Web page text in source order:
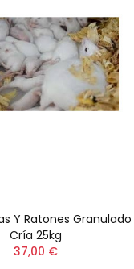
Y Ratones Granulado
Cría 25kg
37,00 €